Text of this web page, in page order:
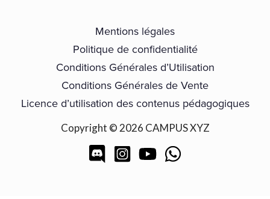
Mentions légales
Politique de confidentialité
Conditions Générales d’Utilisation
Conditions Générales de Vente
Licence d’utilisation des contenus pédagogiques
Copyright © 2026 CAMPUS XYZ